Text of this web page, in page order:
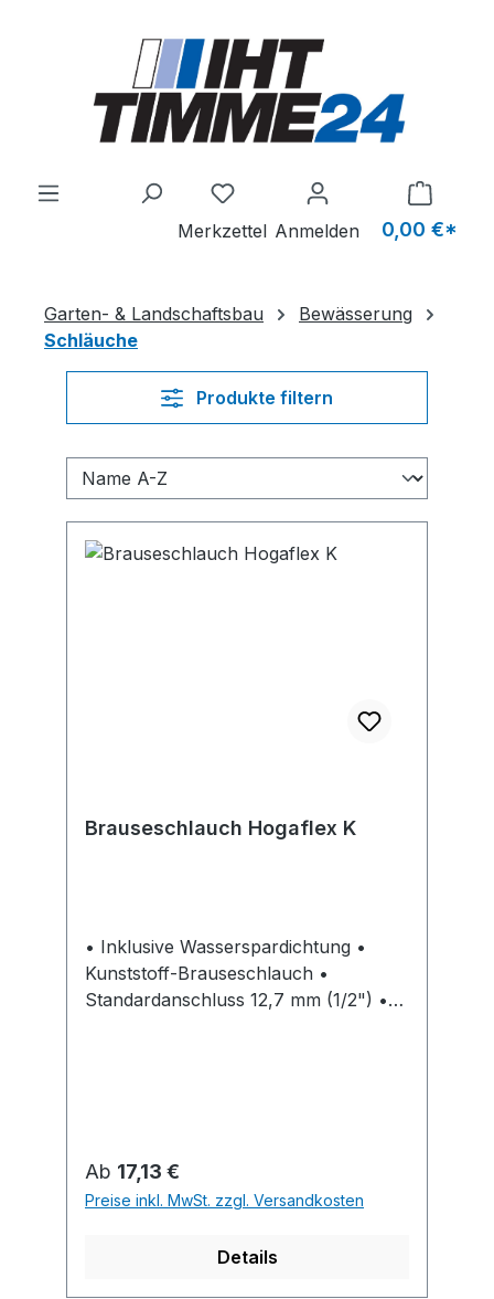
Du hast 0 Produkte auf dem
Merkzettel Anmelden 0,00 €*
Garten- & Landschaftsbau
Bewässerung
Schläuche
Produkte filtern
Brauseschlauch Hogaflex K
• Inklusive Wasserspardichtung •
Kunststoff-Brauseschlauch •
Standardanschluss 12,7 mm (1/2") •
Regulärer Preis:
Ab 17,13 €
Preise inkl. MwSt. zzgl. Versandkosten
Details